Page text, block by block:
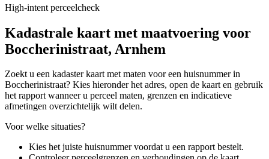
High-intent perceelcheck
Kadastrale kaart met maatvoering voor
Boccherinistraat, Arnhem
Zoekt u een kadaster kaart met maten voor een huisnummer in
Boccherinistraat? Kies hieronder het adres, open de kaart en gebruik
het rapport wanneer u perceel maten, grenzen en indicatieve
afmetingen overzichtelijk wilt delen.
Voor welke situaties?
Kies het juiste huisnummer voordat u een rapport bestelt.